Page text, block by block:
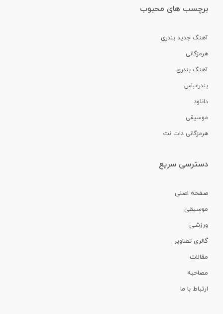
برچسب های محبوب
آهنگ جدید بندری
هرمزگانی
آهنگ بندری
بندرعباس
دانلود
موسیقی
هرمزگانی دات نت
دسترسی سریع
صفحه اصلی
موسیقی
ورزشی
گالری تصاویر
مقالات
مصاحبه
ارتباط با ما